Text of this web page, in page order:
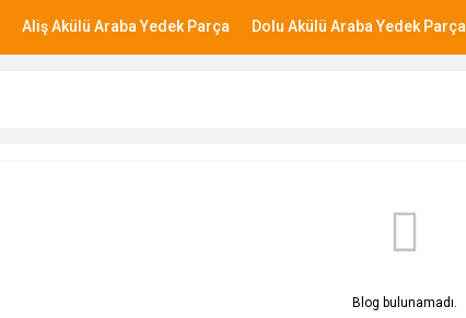
Aliş Akülü Araba Yedek Parça Dolu Akülü Araba Yedek Parça
Blog bulunamadı.